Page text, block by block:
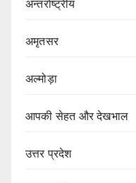
अन्तर्राष्ट्रीय
अमृतसर
अल्मोड़ा
आपकी सेहत और देखभाल
उत्तर प्रदेश